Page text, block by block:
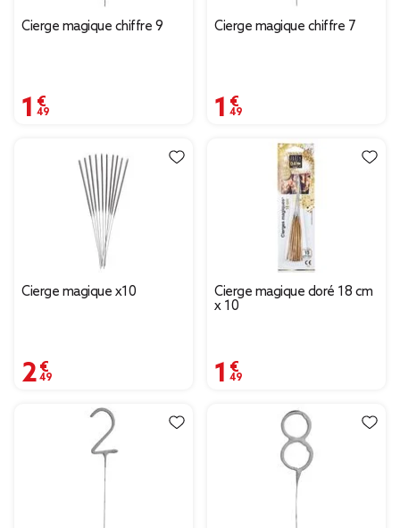
Cierge magique chiffre 9
1,49 €
Cierge magique chiffre 7
1,49 €
Cierge magique x10
2,49 €
Cierge magique doré 18 cm
x 10
1,49 €